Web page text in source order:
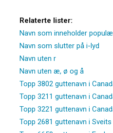
Relaterte lister:
Navn som inneholder
Navn som slutter på i-lyd
Navn uten r
Navn uten æ, ø og å
Topp 3802 guttenavn i
Topp 3211 guttenavn i
Topp 3221 guttenavn i
Topp 2681 guttenavn i